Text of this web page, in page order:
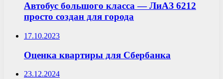
Автобус большого класса — ЛиАЗ 6212
просто создан для города
17.10.2023
Оценка квартиры для Сбербанка
23.12.2024